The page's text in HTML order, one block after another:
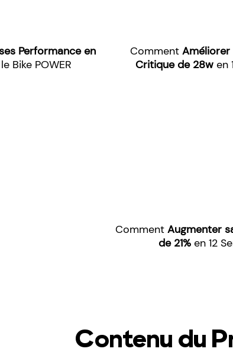
Performance en
Bike POWER
Comment Améliorer
Critique de 28w en
Comment Augmenter
de 21%en 12
Contenu du